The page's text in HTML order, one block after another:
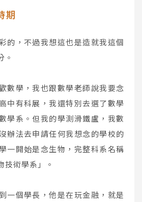
期
的，不過我想這也是造就我這個
。
數學，我也跟數學老師說我要念
中有科展，我還特別去選了數學
學系。但我的學測滑鐵盧，我數
辦法去申請任何我想念的學校的
一開始是念生物，完整科系名稱
技術學系」。
一個學長，他是在玩金融，就是